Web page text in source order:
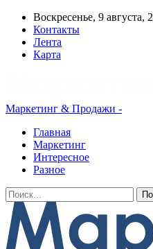
Воскресенье, 9 августа,
Контакты
Лента
Карта
Маркетинг & Продажи -
Главная
Маркетинг
Интересное
Разное